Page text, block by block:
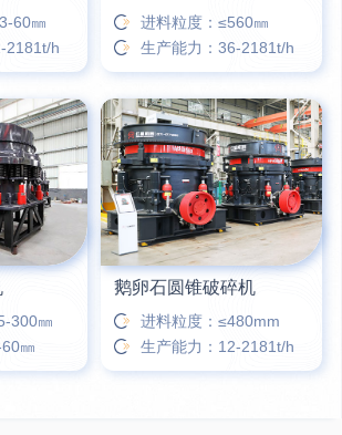
60㎜
2181t/h
进料粒度：≤560㎜
生产能力：36-2181t/h
300㎜
㎜
鹅卵石圆锥破碎机
进料粒度：≤480mm
生产能力：12-2181t/h